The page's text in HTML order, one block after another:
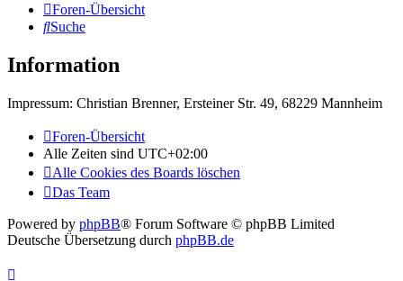
Foren-Übersicht
Suche
Information
Impressum: Christian Brenner, Ersteiner Str. 49, 68229 Mannheim
Foren-Übersicht
Alle Zeiten sind UTC+02:00
Alle Cookies des Boards löschen
Das Team
Powered by phpBB® Forum Software © phpBB Limited
Deutsche Übersetzung durch phpBB.de